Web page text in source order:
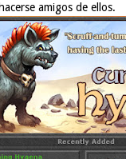
amigos de ellos.